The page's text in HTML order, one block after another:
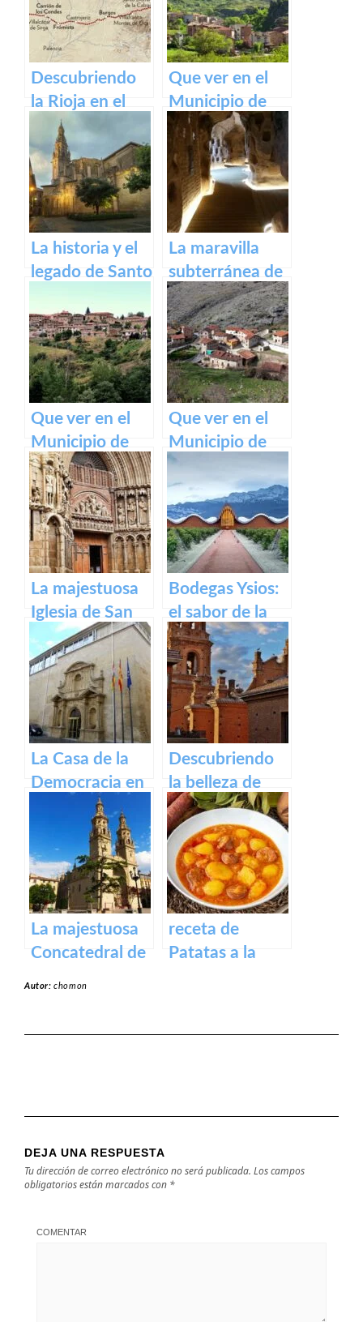
Descubriendo
la Rioja en el
Camino de
Santiago
Francés
Que ver en el
Municipio de
Ventrosa de La
Rioja
La historia y el
legado de Santo
Calzada
La maravilla
subterránea de
Arnedo: La
cueva de los
cien pilares
Que ver en el
Municipio de
Lumbreras de
Cameros de La
Rioja
Que ver en el
Municipio de
Gallinero de
Cameros de La
Rioja
La majestuosa
Iglesia de San
Bartolomé en
Logroño
Bodegas Ysios:
el sabor de la
excelencia en
vinos
La Casa de la
Democracia en
Logroño: El
Parlamento de
La Rioja
Descubriendo
la belleza de
Alfaro: un
recorrido por el
pueblo riojano
La majestuosa
Concatedral de
receta de
Patatas a la
Autor:chomon
DEJA UNA RESPUESTA
Tu dirección de correo electrónico no será publicada. Los campos
obligatorios están marcados con *
COMENTAR